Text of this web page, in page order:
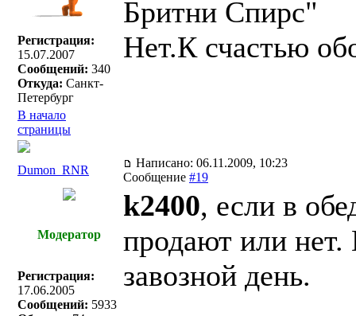
Регистрация:
15.07.2007
Сообщений: 340
Откуда: Санкт-
Петербург
Бритни Спирс"
Нет.К счастью
В начало
страницы
Dumon_RNR
Написано: 06.11.2009, 10:23
Сообщение #19
Модератор
Регистрация:
17.06.2005
Сообщений: 5933
k2400, если в
продают или нет.
завозной день.